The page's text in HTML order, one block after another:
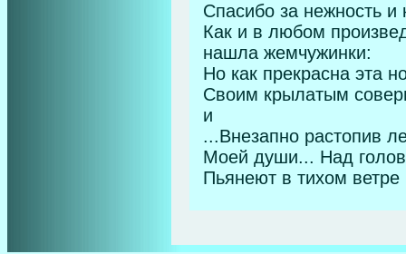
Спасибо за нежность и
Как и в любом
нашла жемчужинки:
Но как прекрасна эта
Своим крылатым
и
...Внезапно растопив
Моей души... Над
Пьянеют в тихом